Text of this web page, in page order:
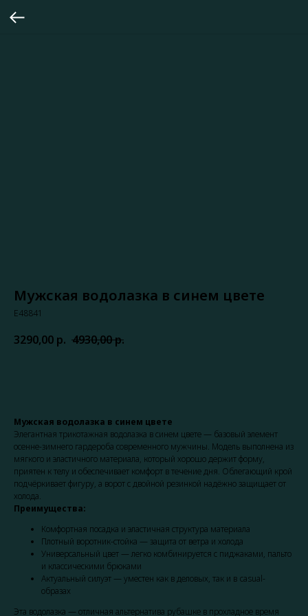
Мужская водолазка в синем цвете
E48841
3290,00 р. 4930,00р.
Мужская водолазка в синем цвете
Элегантная трикотажная водолазка в синем цвете — базовый элемент
осенне-зимнего гардероба современного мужчины. Модель выполнена из
мягкого и эластичного материала, который хорошо держит форму,
приятен к телу и обеспечивает комфорт в течение дня. Облегающий крой
подчёркивает фигуру, а ворот с двойной резинкой надёжно защищает от
холода.
Преимущества:
Комфортная посадка и эластичная структура материала
Плотный воротник-стойка — защита от ветра и холода
Универсальный цвет — легко комбинируется с пиджаками, пальто
и классическими брюками
Актуальный силуэт — уместен как в деловых, так и в casual-
образах
Эта водолазка — отличная альтернатива рубашке в прохладное время